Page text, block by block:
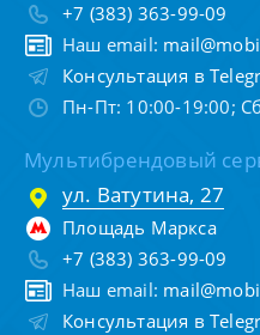
+7 (383) 363-99-09
Наш email:
Консультация в
Пн-Пт: 10:00-19:00;
Мультибрендовый
ул. Ватутина, 27
Площадь Маркса
+7 (383) 363-99-09
Наш email:
Консультация в